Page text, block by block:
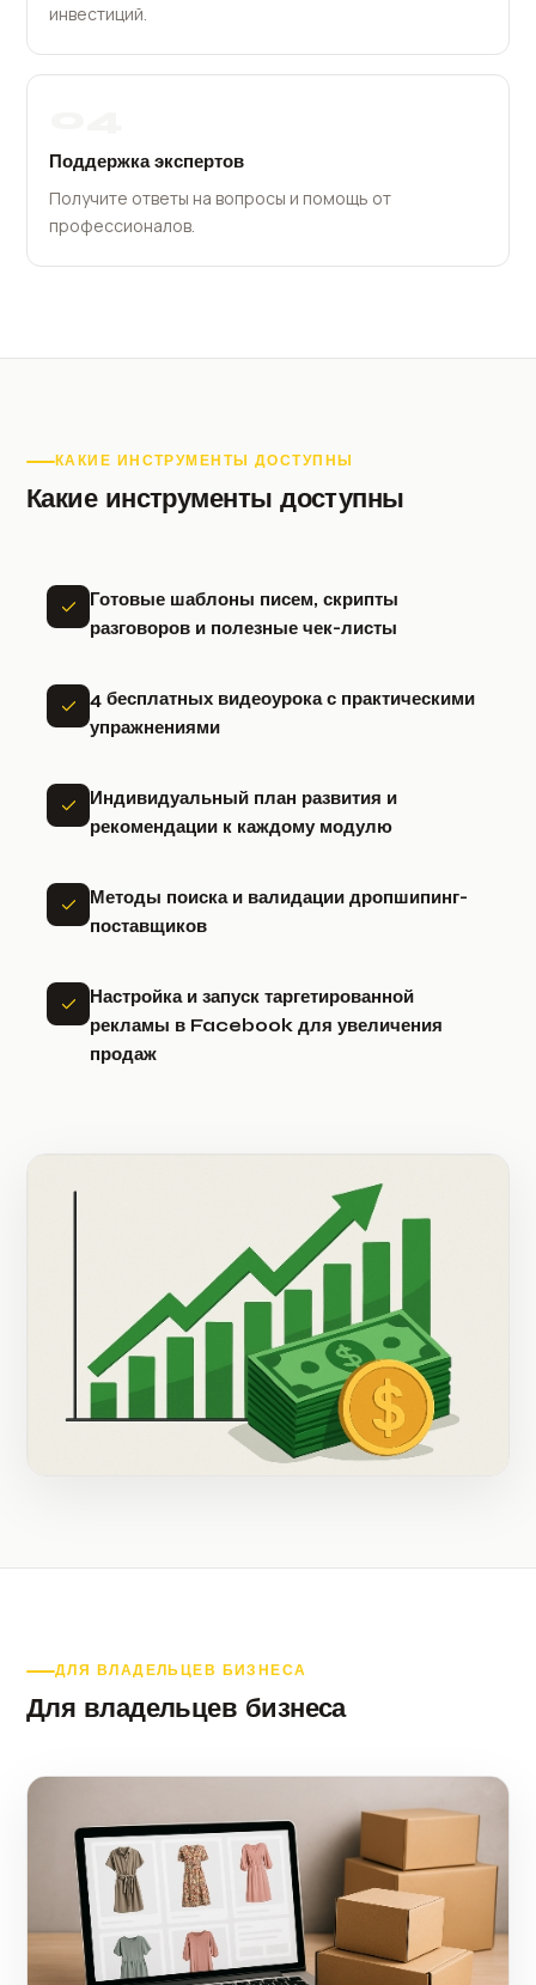
инвестиций.
Поддержка экспертов
Получите ответы на вопросы и помощь от
профессионалов.
КАКИЕ ИНСТРУМЕНТЫ ДОСТУПНЫ
Какие инструменты доступны
Готовые шаблоны писем, скрипты
разговоров и полезные чек-листы
4 бесплатных видеоурока с практическими
упражнениями
Индивидуальный план развития и
рекомендации к каждому модулю
Методы поиска и валидации дропшипинг-
поставщиков
Настройка и запуск таргетированной
рекламы в Facebook для увеличения
продаж
ДЛЯ ВЛАДЕЛЬЦЕВ БИЗНЕСА
Для владельцев бизнеса